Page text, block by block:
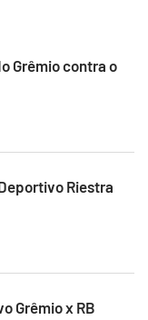
Grêmio contra o
Riestra
Grêmio x RB